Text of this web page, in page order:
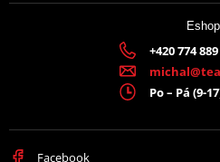
Eshop
+420 774
Po – Pá (9-
Facebook